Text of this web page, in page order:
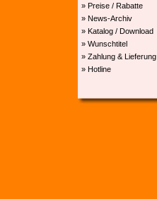
» Preise / Rabatte
» News-Archiv
» Katalog / Download
» Wunschtitel
» Zahlung & Lieferung
» Hotline